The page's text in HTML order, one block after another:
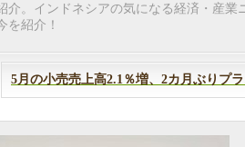
介。インドネシアの気になる経済・産業
を紹介！
5月の小売売上高2.1％増、2カ月ぶりプラ